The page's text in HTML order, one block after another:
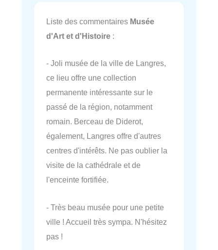
Liste des commentaires Musée
d'Art et d'Histoire :
- Joli musée de la ville de Langres,
ce lieu offre une collection
permanente intéressante sur le
passé de la région, notamment
romain. Berceau de Diderot,
également, Langres offre d'autres
centres d'intérêts. Ne pas oublier la
visite de la cathédrale et de
l'enceinte fortifiée.
- Très beau musée pour une petite
ville ! Accueil très sympa. N'hésitez
pas !